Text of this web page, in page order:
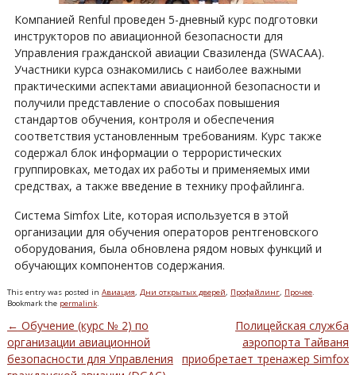
Компанией Renful проведен 5-дневный курс подготовки
инструкторов по авиационной безопасности для
Управления гражданской авиации Свазиленда (SWACAA).
Участники курса ознакомились с наиболее важными
практическими аспектами авиационной безопасности и
получили представление о способах повышения
стандартов обучения, контроля и обеспечения
соответствия установленным требованиям. Курс также
содержал блок информации о террористических
группировках, методах их работы и применяемых ими
средствах, а также введение в технику профайлинга.
Система Simfox Lite, которая используется в этой
организации для обучения операторов рентгеновского
оборудования, была обновлена рядом новых функций и
обучающих компонентов содержания.
This entry was posted in Авиация, Дни открытых дверей, Профайлинг, Прочее.
Bookmark the permalink.
Post navigation
← Обучение (курс № 2) по
организации авиационной
безопасности для Управления
Полицейская служба
аэропорта Тайваня
приобретает тренажер Simfox